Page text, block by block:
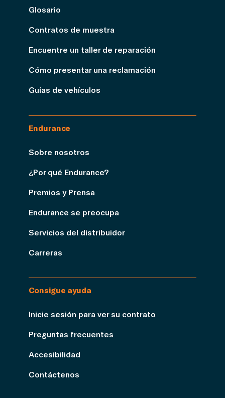
Glosario
Contratos de muestra
Encuentre un taller de reparación
Cómo presentar una reclamación
Guías de vehículos
Endurance
Sobre nosotros
¿Por qué Endurance?
Premios y Prensa
Endurance se preocupa
Servicios del distribuidor
Carreras
Consigue ayuda
Inicie sesión para ver su contrato
Preguntas frecuentes
Accesibilidad
Contáctenos